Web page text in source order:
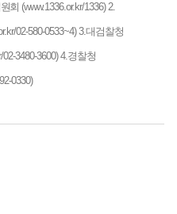
회 (www.1336.or.kr/1336)2.
02-580-0533~4)3.대검찰청
3480-3600)4.경찰청
0330)